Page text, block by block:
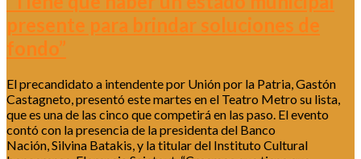
presente para brindar soluciones de
fondo”
El precandidato a intendente por Unión por la Patria, Gastón
Castagneto, presentó este martes en el Teatro Metro su lista,
que es una de las cinco que competirá en las paso. El evento
contó con la presencia de la presidenta del Banco
Nación, Silvina Batakis, y la titular del Instituto Cultural